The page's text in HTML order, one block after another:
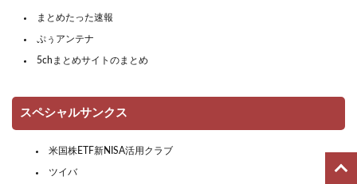
まとめたった速報
ぷぅアンテナ
5chまとめサイトのまとめ
スペシャルサンクス
米国株ETF新NISA活用クラブ
ツイバ